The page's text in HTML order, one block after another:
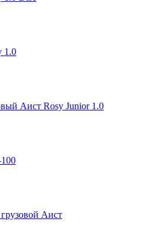
1.0
Аист Rosy Junior 1.0
Аист